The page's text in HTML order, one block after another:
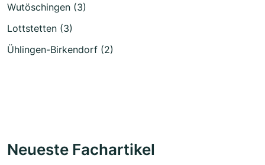
Wutöschingen (3)
Lottstetten (3)
Ühlingen-Birkendorf (2)
Neueste Fachartikel